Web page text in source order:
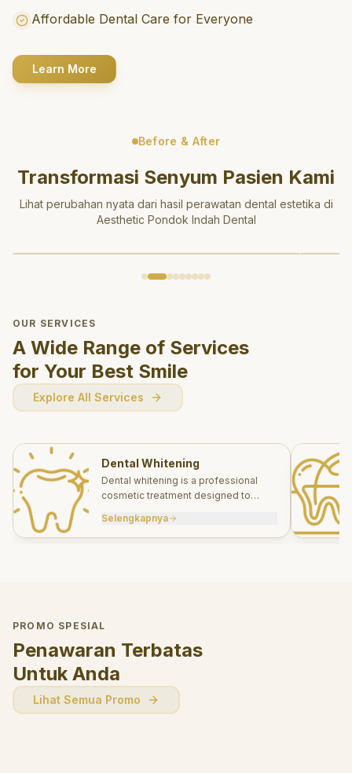
Affordable Dental Care for Everyone
Learn More
Before & After
Transformasi Senyum Pasien Kami
Lihat perubahan nyata dari hasil perawatan dental estetika di
Aesthetic Pondok Indah Dental
OUR SERVICES
A Wide Range of Services
for Your Best Smile
Explore All Services
Dental Whitening
Dental whitening is a professional
cosmetic treatment designed to
effectively.
Selengkapnya
PROMO SPESIAL
Penawaran Terbatas
Untuk Anda
Lihat Semua Promo